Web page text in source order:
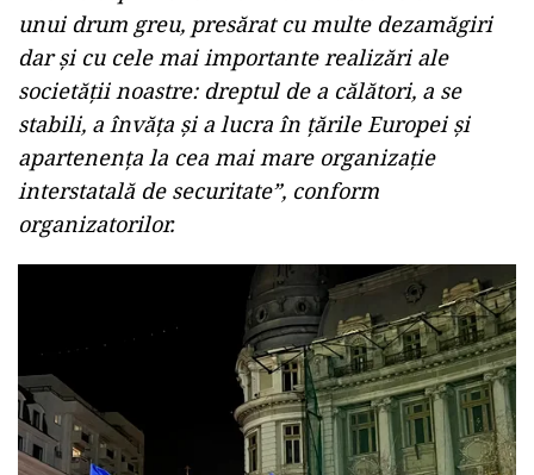
unui drum greu, presărat cu multe dezamăgiri
dar și cu cele mai importante realizări ale
societății noastre: dreptul de a călători, a se
stabili, a învăța și a lucra în țările Europei și
apartenența la cea mai mare organizație
interstatală de securitate”, conform
organizatorilor.